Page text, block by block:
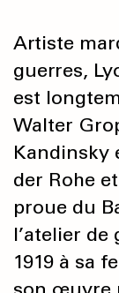
Artiste
guerres,
est
Walter
Kandinsky
der Rohe
proue du
l’atelier
1919 à sa